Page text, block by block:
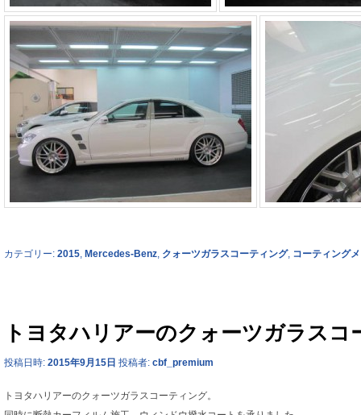
カテゴリー: 2015, Mercedes-Benz, クォーツガラスコーティング, コーティング
トヨタハリアーのクォーツガラスコ
投稿日時: 2015年9月15日 投稿者: cbf_premium
トヨタハリアーのクォーツガラスコーティング。